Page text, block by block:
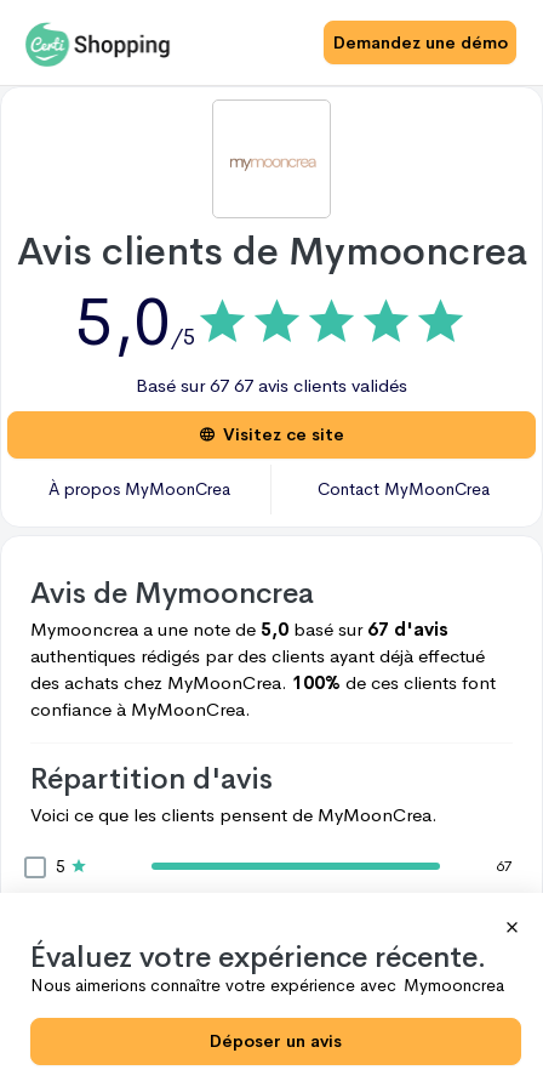
Demandez une démo
Avis clients de Mymooncrea
5,0 /5
Basé sur67 67 avis clients validés
Visitez ce site
À propos MyMoonCrea Contact MyMoonCrea
Avis de Mymooncrea
Mymooncrea a une note de 5,0 basé sur 67 d'avis
authentiques rédigés par des clients ayant déjà effectué
des achats chez MyMoonCrea. 100% de ces clients font
confiance à MyMoonCrea.
Répartition d'avis
Voici ce que les clients pensent de MyMoonCrea.
5 67
0
Voir plus
Évaluez votre expérience récente.
Nous aimerions connaître votre expérience avec Mymooncrea
Déposer un avis